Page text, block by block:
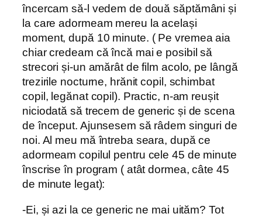
încercam să-l vedem de două săptămâni și
la care adormeam mereu la același
moment, după 10 minute. ( Pe vremea aia
chiar credeam că încă mai e posibil să
strecori și-un amărât de film acolo, pe lângă
trezirile nocturne, hrănit copil, schimbat
copil, legănat copil). Practic, n-am reușit
niciodată să trecem de generic și de scena
de început. Ajunsesem să râdem singuri de
noi. Al meu mă întreba seara, după ce
adormeam copilul pentru cele 45 de minute
înscrise în program ( atât dormea, câte 45
de minute legat):
-Ei, și azi la ce generic ne mai uităm? Tot